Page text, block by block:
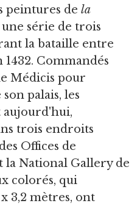
peintures de la
une série de trois
la bataille entre
Commandés
Médicis pour
palais, les
aujourd'hui,
trois endroits
Offices de
la National Gallery de
colorés, qui
3,2 mètres, ont